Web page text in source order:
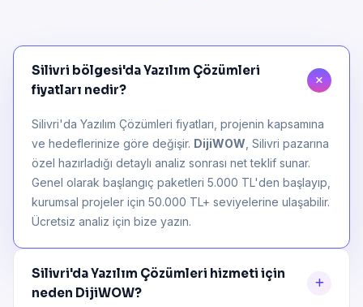
Silivri bölgesi'da Yazılım Çözümleri
fiyatları nedir?
Silivri'da Yazılım Çözümleri fiyatları, projenin kapsamına
ve hedeflerinize göre değişir. DijiWOW , Silivri pazarına
özel hazırladığı detaylı analiz sonrası net teklif sunar.
Genel olarak başlangıç paketleri 5.000 TL'den başlayıp,
kurumsal projeler için 50.000 TL+ seviyelerine ulaşabilir.
Ücretsiz analiz için bize yazın.
Silivri'da Yazılım Çözümleri hizmeti için
neden DijiWOW?